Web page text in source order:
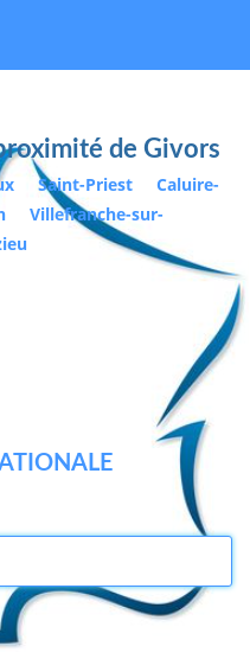
de Givors
Saint-Priest
Caluire-
Villefranche-sur-